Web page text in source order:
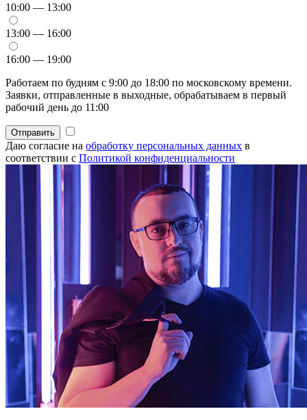
10:00 — 13:00
13:00 — 16:00
16:00 — 19:00
Работаем по будням с 9:00 до 18:00 по московскому времени.
Заявки, отправленные в выходные, обрабатываем в первый
рабочий день до 11:00
Отправить
Даю согласие на обработку персональных данных в
соответствии с Политикой конфиденциальности